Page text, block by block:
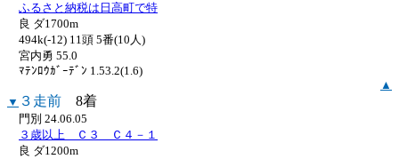
ふるさと納税は日高町で特
良 ダ1700m
494k(-12) 11頭 5番(10人)
宮内勇 55.0
ﾏﾃﾝﾛｳｶﾞｰﾃﾞﾝ 1.53.2(1.6)
▲
▼ ３走前 8着
門別 24.06.05
３歳以上 Ｃ３ Ｃ４－１
良 ダ1200m